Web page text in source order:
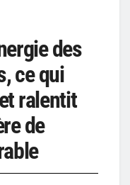
des
ce qui
ralentit
de